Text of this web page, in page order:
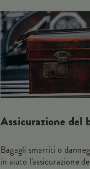
Assicurazione del
Bagagli smarriti o
in aiuto l'assicurazione